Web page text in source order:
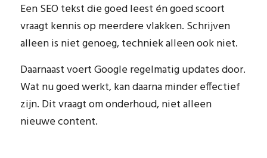
Een SEO tekst die goed leest én goed scoort
vraagt kennis op meerdere vlakken. Schrijven
alleen is niet genoeg, techniek alleen ook niet.
Daarnaast voert Google regelmatig updates door.
Wat nu goed werkt, kan daarna minder effectief
zijn. Dit vraagt om onderhoud, niet alleen
nieuwe content.